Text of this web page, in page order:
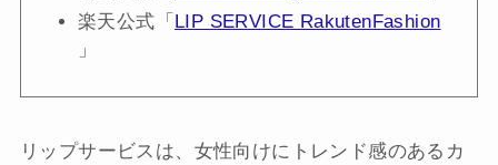
楽天公式「 LIP SERVICE RakutenFashion
」
リップサービスは、女性向けにトレンド感のあるカ